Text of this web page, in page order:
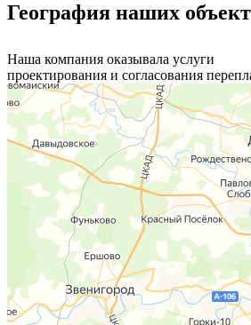
География наших
Наша компания оказывала услуги
проектирования и согласования